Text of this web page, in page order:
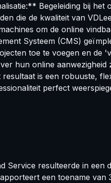
Begeleiding bij het
die de kwaliteit van
om de online
Systeem (CMS)
toe te voegen en de
hun online
is een robuuste,
perfect
Service resulteerde in een
een toename van